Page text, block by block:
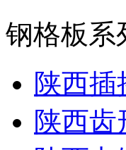
钢格板系
陕西插
陕西齿